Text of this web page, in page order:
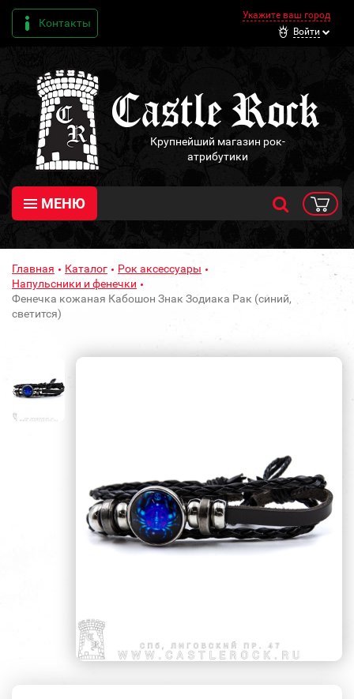
Контакты
Укажите ваш город
Войти
Крупнейший магазин рок-
атрибутики
МЕНЮ
Главная Каталог
Рок аксессуары
Напульсники и фенечки
Фенечка кожаная Кабошон Знак Зодиака Рак (синий,
светится)